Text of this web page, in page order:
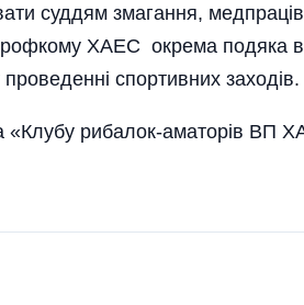
суддям змагання,
ХАЕС окрема подяка
спортивних заходів.
«Клубу рибалок-аматорів ВП